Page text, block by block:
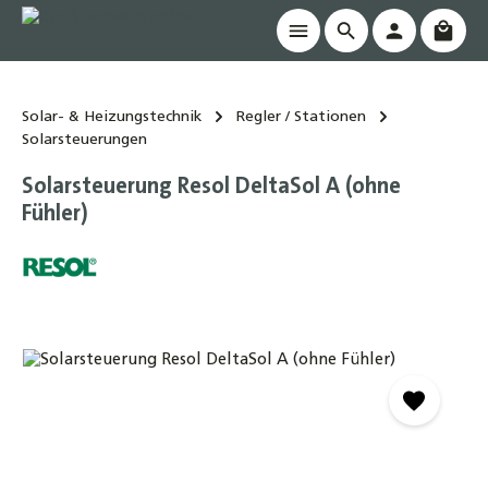
springen
Solar- & Heizungstechnik
Regler / Stationen
Solarsteuerungen
Solarsteuerung Resol DeltaSol A (ohne
Fühler)
Bildergalerie überspringen